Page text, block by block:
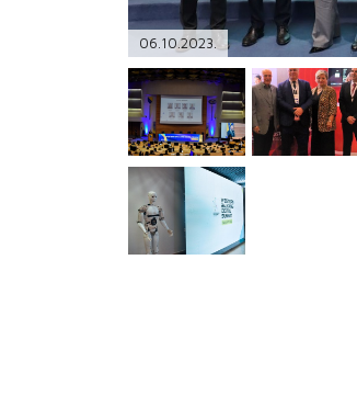
06.10.2023.